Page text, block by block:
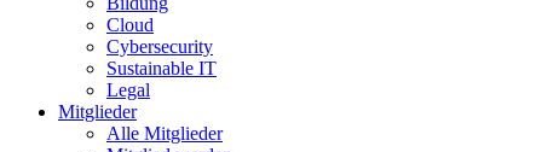
Cloud
Cybersecurity
Sustainable IT
Legal
Mitglieder
Alle Mitglieder